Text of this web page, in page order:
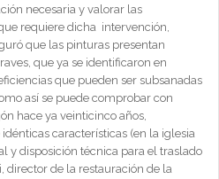
necesaria y valorar las
requiere dicha intervención,
que las pinturas presentan
que ya se identificaron en
que pueden ser subsanadas
así se puede comprobar con
hace ya veinticinco años,
características (en la iglesia
y disposición técnica para el traslado
director de la restauración de la